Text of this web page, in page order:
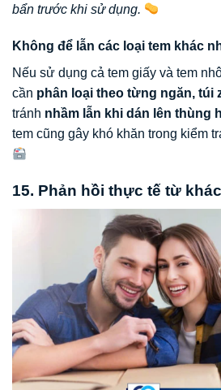
bẩn trước khi sử dụng.
Không để lẫn các loại tem khác
Nếu sử dụng cả tem giấy và tem
cần phân loại theo từng ngăn, túi
tránh nhầm lẫn khi dán lên thùng
tem cũng gây khó khăn trong kiểm
15. Phản hồi thực tế từ